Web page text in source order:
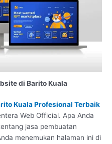
di Barito Kuala
Kuala Profesional Terbaik
Web Official. Apa Anda
jasa pembuatan
menemukan halaman ini di